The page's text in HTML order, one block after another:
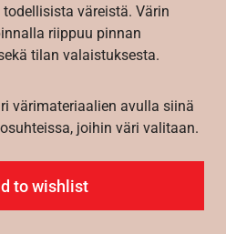
väreistä. Värin
riippuu pinnan
tilan valaistuksesta.
värimateriaalien avulla siinä
joihin väri valitaan.
to wishlist